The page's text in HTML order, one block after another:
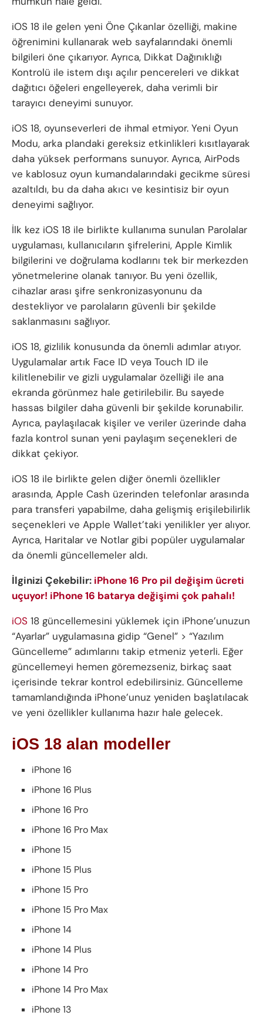
iOS 18 ile gelen yeni Öne Çıkanlar özelliği, makine
öğrenimini kullanarak web sayfalarındaki önemli
bilgileri öne çıkarıyor. Ayrıca, Dikkat Dağınıklığı
Kontrolü ile istem dışı açılır pencereleri ve dikkat
dağıtıcı öğeleri engelleyerek, daha verimli bir
tarayıcı deneyimi sunuyor.
iOS 18, oyunseverleri de ihmal etmiyor. Yeni Oyun
Modu, arka plandaki gereksiz etkinlikleri kısıtlayarak
daha yüksek performans sunuyor. Ayrıca, AirPods
ve kablosuz oyun kumandalarındaki gecikme süresi
azaltıldı, bu da daha akıcı ve kesintisiz bir oyun
deneyimi sağlıyor.
İlk kez iOS 18 ile birlikte kullanıma sunulan Parolalar
uygulaması, kullanıcıların şifrelerini, Apple Kimlik
bilgilerini ve doğrulama kodlarını tek bir merkezden
yönetmelerine olanak tanıyor. Bu yeni özellik,
cihazlar arası şifre senkronizasyonunu da
destekliyor ve parolaların güvenli bir şekilde
saklanmasını sağlıyor.
iOS 18, gizlilik konusunda da önemli adımlar atıyor.
Uygulamalar artık Face ID veya Touch ID ile
kilitlenebilir ve gizli uygulamalar özelliği ile ana
ekranda görünmez hale getirilebilir. Bu sayede
hassas bilgiler daha güvenli bir şekilde korunabilir.
Ayrıca, paylaşılacak kişiler ve veriler üzerinde daha
fazla kontrol sunan yeni paylaşım seçenekleri de
dikkat çekiyor.
iOS 18 ile birlikte gelen diğer önemli özellikler
arasında, Apple Cash üzerinden telefonlar arasında
para transferi yapabilme, daha gelişmiş erişilebilirlik
seçenekleri ve Apple Wallet’taki yenilikler yer alıyor.
Ayrıca, Haritalar ve Notlar gibi popüler uygulamalar
da önemli güncellemeler aldı.
İlginizi Çekebilir: iPhone 16 Pro pil değişim ücreti
uçuyor! iPhone 16 batarya değişimi çok pahalı!
iOS 18 güncellemesini yüklemek için iPhone’unuzun
“Ayarlar” uygulamasına gidip “Genel” > “Yazılım
Güncelleme” adımlarını takip etmeniz yeterli. Eğer
güncellemeyi hemen göremezseniz, birkaç saat
içerisinde tekrar kontrol edebilirsiniz. Güncelleme
tamamlandığında iPhone’unuz yeniden başlatılacak
ve yeni özellikler kullanıma hazır hale gelecek.
iOS 18 alan modeller
iPhone 16
iPhone 16 Plus
iPhone 16 Pro
iPhone 16 Pro Max
iPhone 15
iPhone 15 Plus
iPhone 15 Pro
iPhone 15 Pro Max
iPhone 14
iPhone 14 Plus
iPhone 14 Pro
iPhone 14 Pro Max
iPhone 13